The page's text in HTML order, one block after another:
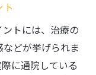
トには、治療の
どが挙げられま
に通院している